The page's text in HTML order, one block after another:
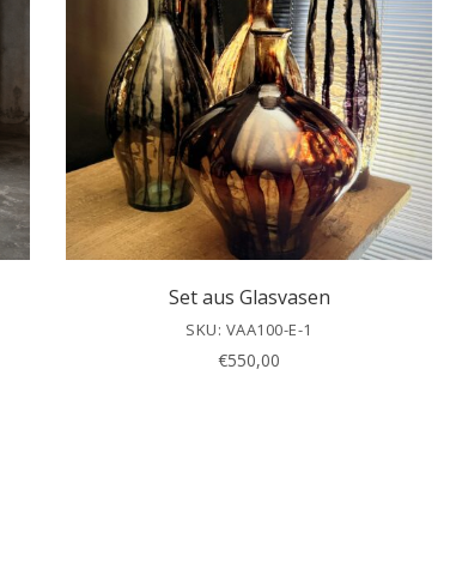
Set aus Glasvasen
SKU: VAA100-E-1
€550,00